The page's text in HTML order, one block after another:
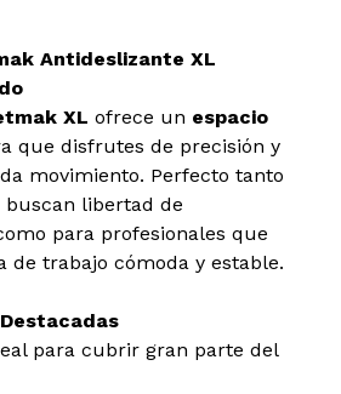
Antideslizante XL
XL ofrece un espacio
que disfrutes de precisión y
movimiento. Perfecto tanto
libertad de
para profesionales que
de trabajo cómoda y estable.
para cubrir gran parte del